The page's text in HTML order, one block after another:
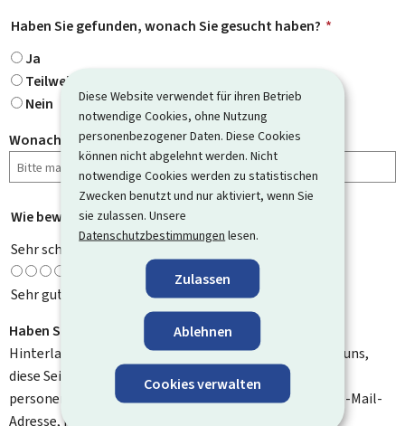
Diese Website verwendet für ihren Betrieb
notwendige Cookies, ohne Nutzung
personenbezogener Daten. Diese Cookies
können nicht abgelehnt werden. Nicht
notwendige Cookies werden zu statistischen
Zwecken benutzt und nur aktiviert, wenn Sie
sie zulassen. Unsere
Datenschutzbestimmungen lesen.
Zulassen
Ablehnen
Cookies verwalten
Haben Sie gefunden, wonach Sie gesucht haben? *
Ja
Teilweise
Nein
Wonach haben Sie gesucht?
Wie bewerten Sie diese Seite?
Sehr schlecht
Sehr gut
Haben Sie Verbesserungsvorschläge?
Hinterlassen Sie uns einen Kommentar und helfen Sie uns,
diese Seite zu verbessern. Bitte geben Sie keine
personenbezogenen Daten an, wie zum Beispiel Ihre E-Mail-
Adresse, Ihren Namen oder Ihre Telefonnummer.